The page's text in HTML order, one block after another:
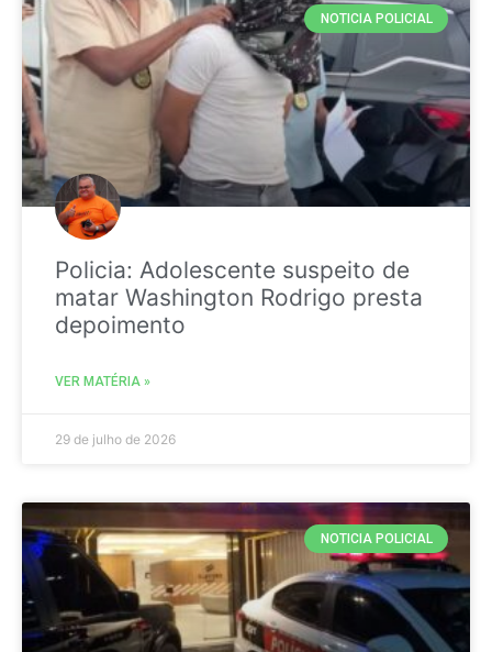
NOTICIA POLICIAL
Policia: Adolescente suspeito de
matar Washington Rodrigo presta
depoimento
VER MATÉRIA »
29 de julho de 2026
NOTICIA POLICIAL